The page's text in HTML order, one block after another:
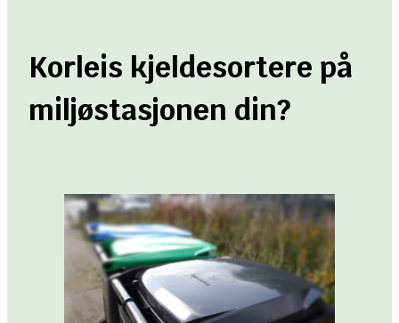
Korleis kjeldesortere på
miljøstasjonen din?